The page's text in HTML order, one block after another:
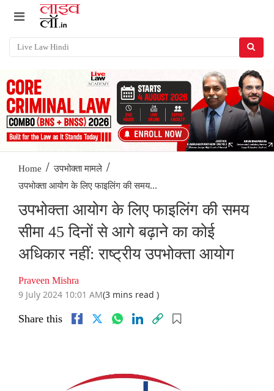
Home / उपभोक्ता मामले /
उपभोक्ता आयोग के लिए फाइलिंग की समय...
उपभोक्ता आयोग के लिए फाइलिंग की समय
सीमा 45 दिनों से आगे बढ़ाने का कोई
अधिकार नहीं: राष्ट्रीय उपभोक्ता आयोग
Praveen Mishra
9 July 2024 10:01 AM(3 mins read )
Share this